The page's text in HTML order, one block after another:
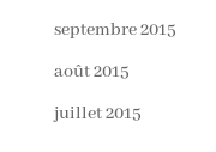
septembre 2015
août 2015
juillet 2015